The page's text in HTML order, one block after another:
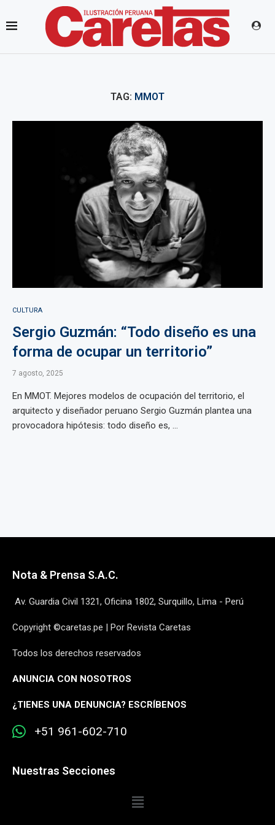
TAG: MMOT
CULTURA
Sergio Guzmán: “Todo diseño es una
forma de ocupar un territorio”
7 agosto, 2025
En MMOT. Mejores modelos de ocupación del territorio, el
arquitecto y diseñador peruano Sergio Guzmán plantea una
provocadora hipótesis: todo diseño es, ...
Nota & Prensa S.A.C.
Av. Guardia Civil 1321, Oficina 1802, Surquillo, Lima - Perú
Copyright ©caretas.pe | Por Revista Caretas
Todos los derechos reservados
ANUNCIA CON NOSOTROS
¿TIENES UNA DENUNCIA? ESCRÍBENOS
+51 961-602-710
Nuestras Secciones